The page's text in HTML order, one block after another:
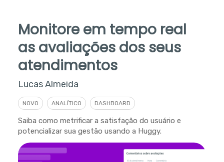
Monitore em tempo real
as avaliações dos seus
atendimentos
Lucas Almeida
NOVO ANALÍTICO DASHBOARD
Saiba como metrificar a satisfação do usuário e
potencializar sua gestão usando a Huggy.